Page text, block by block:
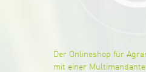
Der Onlineshop für
mit einer